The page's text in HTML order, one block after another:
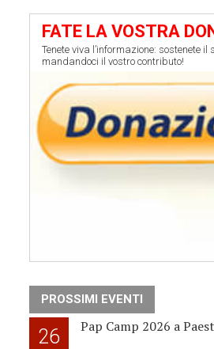
FATE LA VOSTRA
Tenete viva l’informazione: sostenete
mandandoci il vostro contributo!
PROSSIMI EVENTI
26 Pap Camp 2026 a